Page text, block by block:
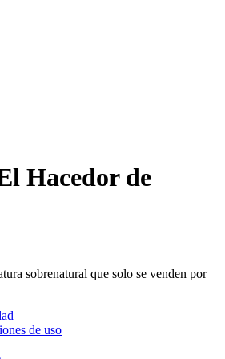
Hacedor de
sobrenatural que solo se venden por
de uso